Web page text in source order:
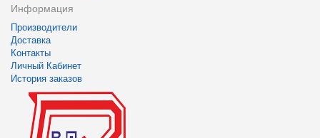
Информация
Производители
Доставка
Контакты
Личный Кабинет
История заказов